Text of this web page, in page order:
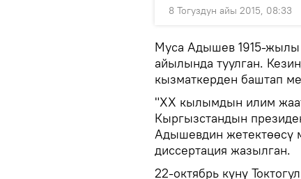
8 Тогуздун айы 2015, 08:33
Муса Адышев 1915-жылы
айылында туулган.
кызматкерден баштап
"XX кылымдын илим
Кыргызстандын
Адышевдин жетектөөсү
диссертация жазылган.
22-октябрь күнү